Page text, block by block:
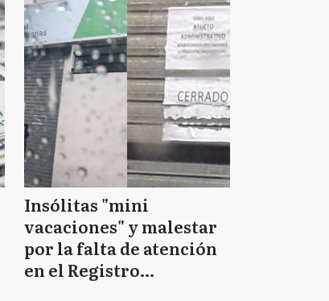
Insólitas "mini
vacaciones" y malestar
por la falta de atención
en el Registro